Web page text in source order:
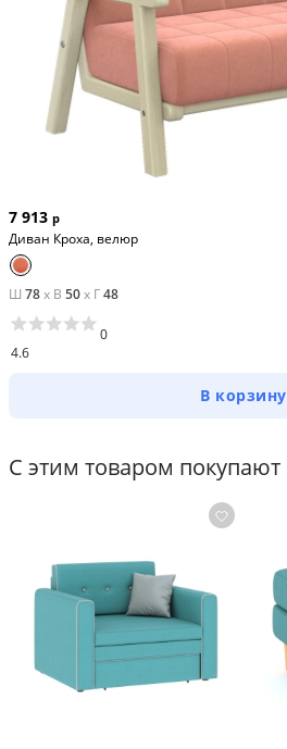
7 913 р
Диван Кроха, велюр
Ш 78x В 50x Г48
4.6
0
В корзину
С этим товаром покупают